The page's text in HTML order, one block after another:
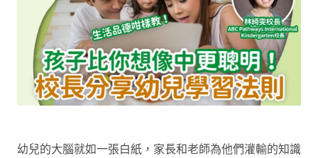
幼兒的大腦就如一張白紙，家長和老師為他們灌輸的知識